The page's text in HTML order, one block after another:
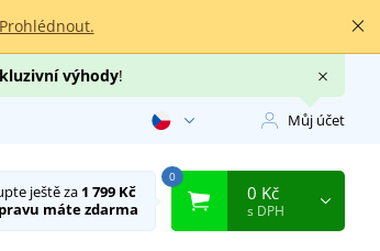
Prohlédnout.
výhody!
Můj účet
ještě za 1 799 Kč
máte zdarma
0
0 Kč
s DPH